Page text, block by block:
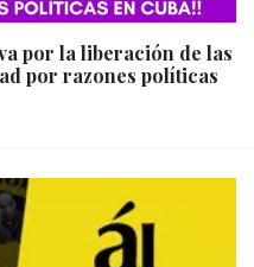
por la liberación de las
por razones políticas